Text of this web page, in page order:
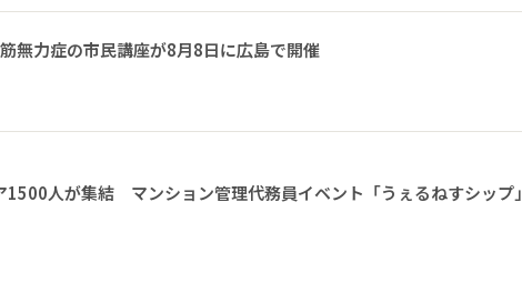
無力症の市民講座が8月8日に広島で開催
1500人が集結 マンション管理代務員イベント「うぇるねすシップ」